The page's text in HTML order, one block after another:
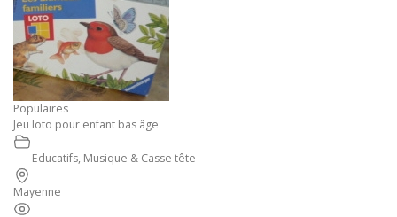
Populaires
Jeu loto pour enfant bas âge
- - - Educatifs, Musique & Casse tête
Mayenne